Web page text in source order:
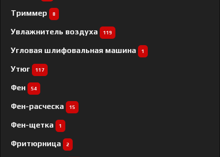
Триммер 8
Увлажнитель воздуха 119
Угловая шлифовальная машина 1
Утюг 117
Фен 54
Фен-расческа 15
Фен-щетка 1
Фритюрница 2